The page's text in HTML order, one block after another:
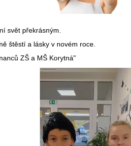
svět překrásným.
štěstí a lásky v novém roce.
ZŠ a MŠ Korytná"